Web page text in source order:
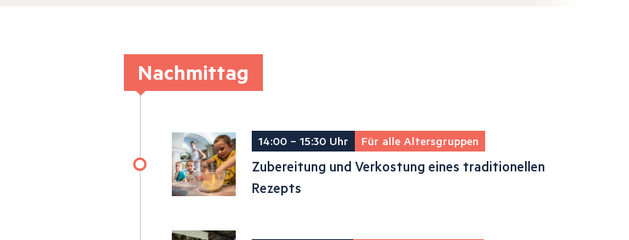
Nachmittag
14:00 – 15:30 Uhr Für alle Altersgruppen
Zubereitung und Verkostung eines traditionellen
Rezepts